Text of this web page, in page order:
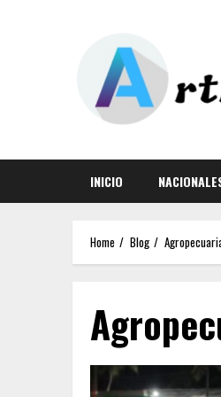
INICIO
Home Blog